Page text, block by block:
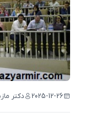
2025-12-26 دکتر مازیار